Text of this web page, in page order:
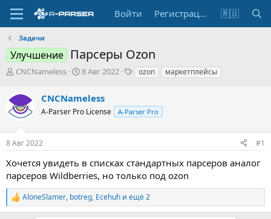
Войти Регистрация 🇷🇺
Задачи
Улучшение Парсеры Ozon
А
т
о
р
е
м
CNCNameless
Д
а
н
ч
а
8 Авг 2022
Т
и
ozon маркетплейсы
CNCNameless
A-Parser Pro License A-Parser Pro
8 Авг 2022 #1
Хочется увидеть в списках стандартных парсеров аналог
парсеров Wildberries, но только под ozon
Р
е
AloneSlamer, botreg, Ecehuh и ещё 2